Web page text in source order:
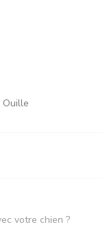
Ouille
votre chien ?